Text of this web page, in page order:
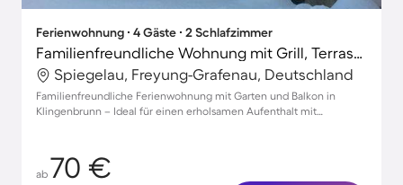
Ferienwohnung ∙ 4 Gäste ∙ 2 Schlafzimmer
Familienfreundliche Wohnung mit Grill, Terrasse und Garten | Haustierfreundlich
Spiegelau, Freyung-Grafenau, Deutschland
Familienfreundliche Ferienwohnung mit Garten und Balkon in
Klingenbrunn – Ideal für einen erholsamen Aufenthalt mit
ab 70 €